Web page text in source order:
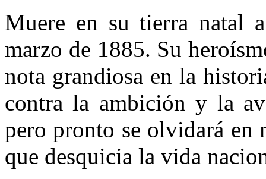
Muere en su tierra natal
marzo de 1885. Su
nota grandiosa en la
contra la ambición y la
pero pronto se olvidará en
que desquicia la vida